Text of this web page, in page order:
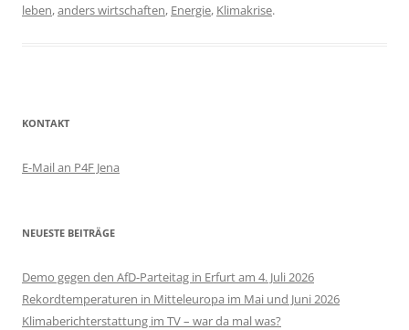
leben,anders wirtschaften, Energie, Klimakrise.
KONTAKT
E-Mail an P4F Jena
NEUESTE BEITRÄGE
Demo gegen den AfD-Parteitag in Erfurt am 4. Juli 2026
Rekordtemperaturen in Mitteleuropa im Mai und Juni 2026
Klimaberichterstattung im TV – war da mal was?